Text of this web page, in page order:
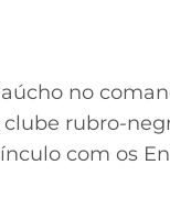
no
rubro-
com os